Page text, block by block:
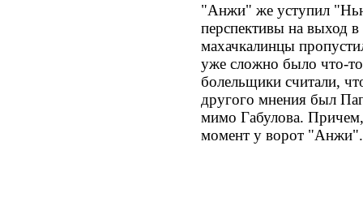
"Анжи" же уступил
перспективы на выход
махачкалинцы
уже сложно было что-
болельщики считали,
другого мнения был
мимо Габулова.
момент у ворот